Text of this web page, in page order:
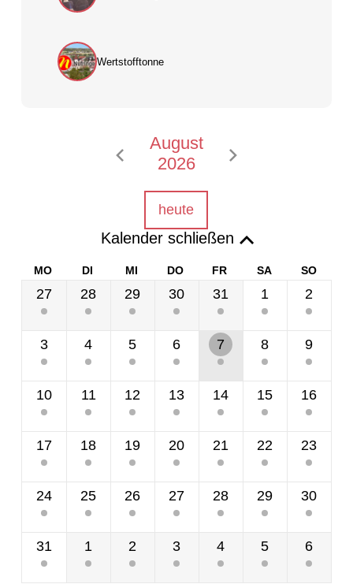
Wertstofftonne